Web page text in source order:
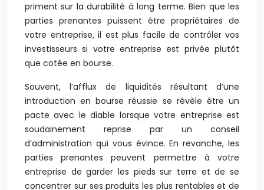
priment sur la durabilité à long terme. Bien que les
parties prenantes puissent être propriétaires de
votre entreprise, il est plus facile de contrôler vos
investisseurs si votre entreprise est privée plutôt
que cotée en bourse.
Souvent, l’afflux de liquidités résultant d’une
introduction en bourse réussie se révèle être un
pacte avec le diable lorsque votre entreprise est
soudainement reprise par un conseil
d’administration qui vous évince. En revanche, les
parties prenantes peuvent permettre à votre
entreprise de garder les pieds sur terre et de se
concentrer sur ses produits les plus rentables et de